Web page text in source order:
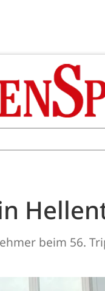
beim 56.